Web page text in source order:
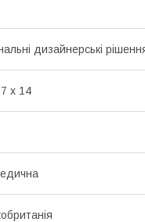
дизайнерські
x 14